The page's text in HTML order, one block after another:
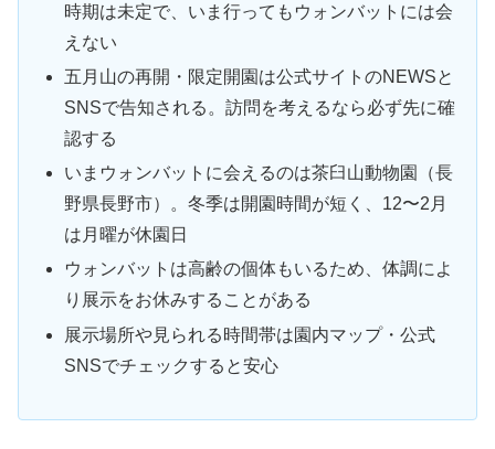
時期は未定で、いま行ってもウォンバットには会
えない
五月山の再開・限定開園は公式サイトのNEWSと
SNSで告知される。訪問を考えるなら必ず先に確
認する
いまウォンバットに会えるのは茶臼山動物園（長
野県長野市）。冬季は開園時間が短く、12〜2月
は月曜が休園日
ウォンバットは高齢の個体もいるため、体調によ
り展示をお休みすることがある
展示場所や見られる時間帯は園内マップ・公式
SNSでチェックすると安心